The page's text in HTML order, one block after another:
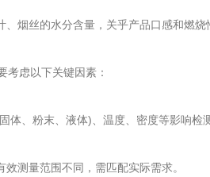
、烟丝的水分含量，关乎产品口感和燃烧
考虑以下关键因素：
体、粉末、液体)、温度、密度等影响检
测量范围不同，需匹配实际需求。